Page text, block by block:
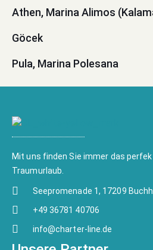
Athen, Marina Alimos
Göcek
Pula, Marina Polesana
Mit uns finden Sie immer das
Traumurlaub.
Seepromenade 1, 17209
+49 36781 40706
info@charter-line.de